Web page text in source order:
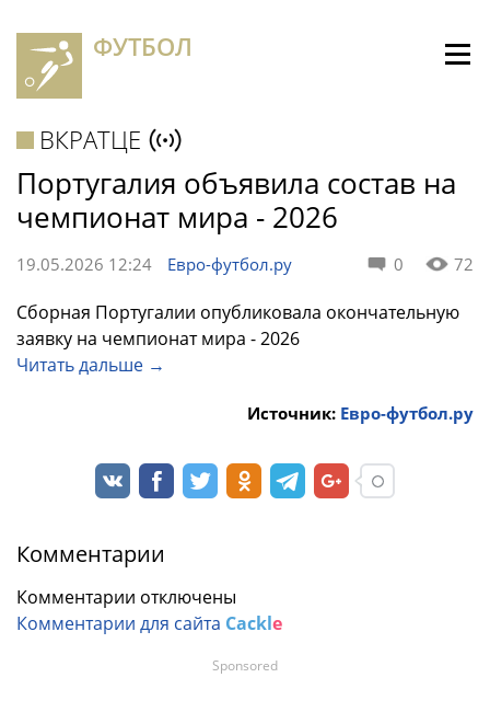
ФУТБОЛ
ВКРАТЦЕ
Португалия объявила состав на
чемпионат мира - 2026
0 72
19.05.2026 12:24 Евро-футбол.ру
Сборная Португалии опубликовала окончательную
заявку на чемпионат мира - 2026
Читать дальше →
Источник: Евро-футбол.ру
Комментарии
Комментарии отключены
Комментарии для сайта Cackle
Sponsored